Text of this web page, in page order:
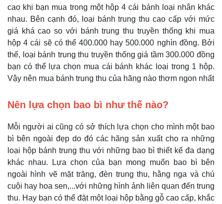
cao khi bạn mua trong một hộp 4 cái bánh loại nhân khác
nhau. Bên cạnh đó, loại bánh trung thu cao cấp với mức
giá khá cao so với bánh trung thu truyền thống khi mua
hộp 4 cái sẽ có thể 400.000 hay 500.000 nghìn đồng. Bởi
thế, loại bánh trung thu truyền thống giá tầm 300.000 đồng
bạn có thể lựa chọn mua cái bánh khác loại trong 1 hộp.
Vậy nên mua bánh trung thu của hãng nào thơm ngon nhất
Nên lựa chọn bao bì như thế nào?
Mỗi người ai cũng có sở thích lựa chọn cho mình một bao
bì bên ngoài đẹp do đó các hãng sản xuất cho ra những
loại hộp bánh trung thu với những bao bì thiết kế đa dạng
khác nhau. Lựa chọn của bạn mong muốn bao bì bên
ngoài hình vẽ mặt trăng, đèn trung thu, hằng nga và chú
cuội hay hoa sen,...với những hình ảnh liên quan đến trung
thu. Hay bạn có thể đặt một loại hộp bằng gỗ cao cấp, khắc